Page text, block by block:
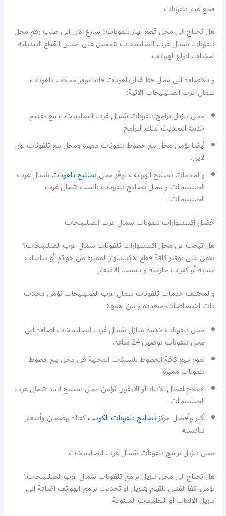
قطع غيار تلفونات
هل تحتاج الى محل قطع غيار تلفونات؟ سارع الان الى طلب رقم محل
تلفونات شمال غرب الصليبيخات لتحصل على احسن القطع التبديلية
لمختلف انواع الهواتف.
و بالاضافة الى محل قط غيار تلفونات فاننا نوفر محلات تلفونات
شمال غرب الصليبيخات الاتية:
محل تنزيل برامج تلفونات شمال غرب الصليبيخات مع تقديم
خدمة التحديث لتلك البرامج.
أيضا نؤمن محل بيع خطوط تلفونات مميزة ومحل بيع تلفونات اون
لاين.
و لخدمات تصليح الهواتف نوفر محلتصليح تلفوناتشمال غرب
الصليبيخات و محل تصليح تلفونات بالبيت شمال غرب
الصليبيخات.
افضل أكسسوارات تلفونات شمال غرب الصليبيخات
هل تبحث عن محل اكسسوارات تلفونات شمال غرب الصليبيخات؟
نعمل على توفير كافة قطع الاكسسوار المميزة من خواتم أو شاشات
حماية أو كفرات خارجية و بانسب الاسعار.
و لمختلف خدمات تلفونات شمال غرب الصليبيخات نؤمن محلات
ذات اختصاصات متعددة و من اهمها:
محل تلفونات خدمة منازل شمال غرب الصليبيخات اضافة الى
محل تلفونات توصيل 24 ساعة.
نقوم ببيع كافة الخطوط للشبكات المحلية في محل بيع خطوط
تلفونات مميزة.
اصلاح اعطال الايباد أو الايفون نؤمن محل تصليح ايباد شمال غرب
الصليبيخات.
أكبر وأفضل مركزتصليح تلفونات الكويتكفالة وضمان وأسعار
تنافسية .
محل تنزيل برامج تلفونات شمال غرب الصليبيخات
هل تحتاج الى محل تنزيل برامج تلفونات شمال غرب الصليبيخات؟
نؤمن اكفأ الفنين للقيام بتنزيل أو تحديث برامج الهواتف اضافة الى
تنزيل الالعاب أو التطبيقات المتنوعة.